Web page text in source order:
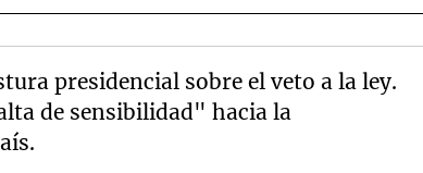
presidencial sobre el veto a la ley.
de sensibilidad" hacia la